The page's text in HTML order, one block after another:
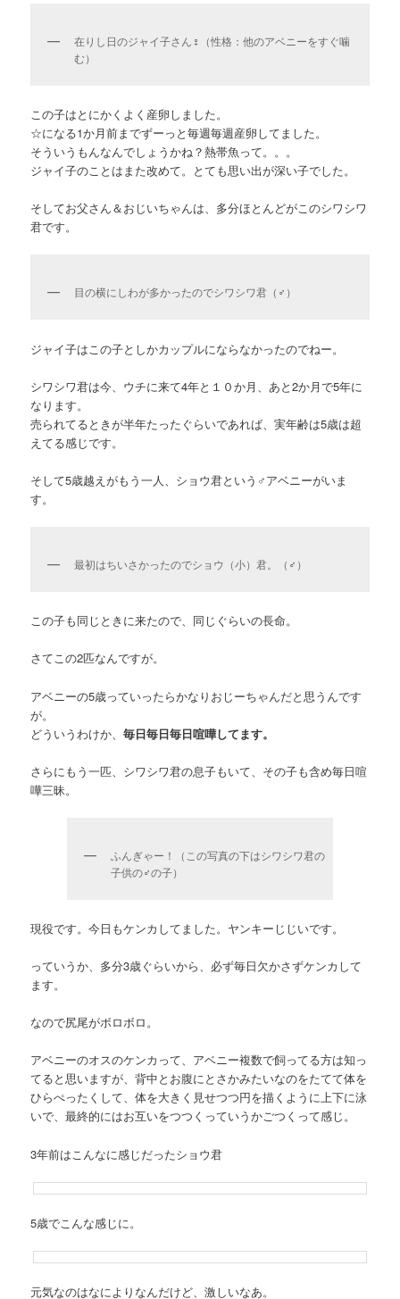
在りし日のジャイ子さん♀（性格：他のアベニーをすぐ噛
む）
この子はとにかくよく産卵しました。
☆になる1か月前までずーっと毎週毎週産卵してました。
そういうもんなんでしょうかね？熱帯魚って。。。
ジャイ子のことはまた改めて。とても思い出が深い子でした。
そしてお父さん＆おじいちゃんは、多分ほとんどがこのシワシワ
君です。
目の横にしわが多かったのでシワシワ君（♂）
ジャイ子はこの子としかカップルにならなかったのでねー。
シワシワ君は今、ウチに来て4年と１０か月、あと2か月で5年に
なります。
売られてるときが半年たったぐらいであれば、実年齢は5歳は超
えてる感じです。
そして5歳越えがもう一人、ショウ君という♂アベニーがいま
す。
最初はちいさかったのでショウ（小）君。（♂）
この子も同じときに来たので、同じぐらいの長命。
さてこの2匹なんですが。
アベニーの5歳っていったらかなりおじーちゃんだと思うんです
が。
どういうわけか、毎日毎日毎日喧嘩してます。
さらにもう一匹、シワシワ君の息子もいて、その子も含め毎日喧
嘩三昧。
ふんぎゃー！（この写真の下はシワシワ君の
子供の♂の子）
現役です。今日もケンカしてました。ヤンキーじじいです。
っていうか、多分3歳ぐらいから、必ず毎日欠かさずケンカして
ます。
なので尻尾がボロボロ。
アベニーのオスのケンカって、アベニー複数で飼ってる方は知っ
てると思いますが、背中とお腹にとさかみたいなのをたてて体を
ひらぺったくして、体を大きく見せつつ円を描くように上下に泳
いで、最終的にはお互いをつつくっていうかごつくって感じ。
3年前はこんなに感じだったショウ君
5歳でこんな感じに。
元気なのはなによりなんだけど、激しいなあ。